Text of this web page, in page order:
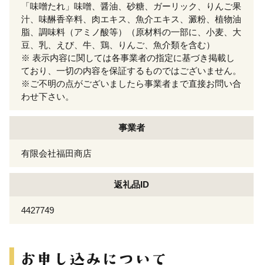
「味噌たれ」味噌、醤油、砂糖、ガーリック、りんご果
汁、味醂香辛料、肉エキス、魚介エキス、澱粉、植物油
脂、調味料（アミノ酸等）（原材料の一部に、小麦、大
豆、乳、えび、牛、鶏、りんご、魚介類を含む）
※ 表示内容に関しては各事業者の指定に基づき掲載し
ており、一切の内容を保証するものではございません。
※ご不明の点がございましたら事業者まで直接お問い合
わせ下さい。
事業者
有限会社福田商店
返礼品ID
4427749